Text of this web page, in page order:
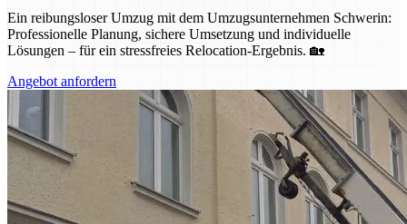
Ein reibungsloser Umzug mit dem Umzugsunternehmen Schwerin:
Professionelle Planung, sichere Umsetzung und individuelle
Lösungen – für ein stressfreies Relocation-Ergebnis. 🏡
Angebot anfordern